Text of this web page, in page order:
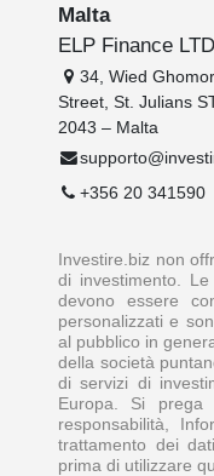
Malta
ELP Finance LTD
34, Wied Ghomor
Street, St. Julians
2043 – Malta
+356 20 341590
Investire.biz non
di investimento.
devono essere
personalizzati e
al pubblico in
della società
di servizi di
Europa. Si prega
responsabilità,
trattamento dei
prima di utilizzare